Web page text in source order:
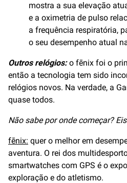
mostra a sua elevação
e a oximetria de pulso
a frequência respiratória,
o seu desempenho atual
Outros relógios:o fēnix foi o
então a tecnologia tem sido
relógios novos. Na verdade, a
quase todos.
Não sabe por onde começar?
fēnix: quer o melhor em
aventura. O rei dos
smartwatches com GPS é o
exploração e do atletismo.